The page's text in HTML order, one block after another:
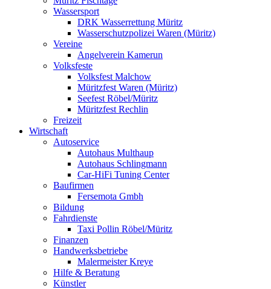
Wassersport
DRK Wasserrettung Müritz
Wasserschutzpolizei Waren (Müritz)
Vereine
Angelverein Kamerun
Volksfeste
Volksfest Malchow
Müritzfest Waren (Müritz)
Seefest Röbel/Müritz
Müritzfest Rechlin
Freizeit
Wirtschaft
Autoservice
Autohaus Multhaup
Autohaus Schlingmann
Car-HiFi Tuning Center
Baufirmen
Fersemota Gmbh
Bildung
Fahrdienste
Taxi Pollin Röbel/Müritz
Finanzen
Handwerksbetriebe
Malermeister Kreye
Hilfe & Beratung
Künstler